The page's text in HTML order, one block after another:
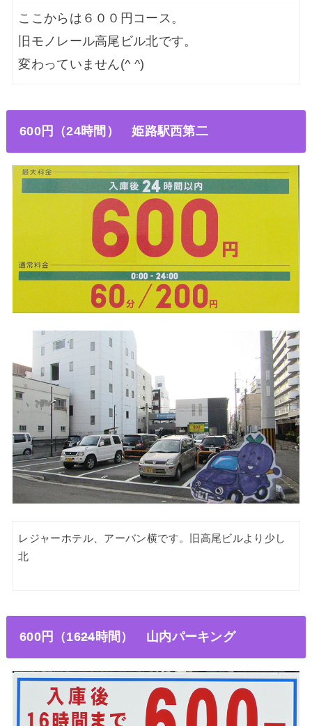
ここからは６００円コース。
旧モノレール高尾ビル北です。
変わっていません(^ ^)
600円（24時間 ） 姫路駅西第二
レジャーホテル、アーバン横です。旧高尾ビルより少し
北
600円（1624時間 ） 山内パーキング